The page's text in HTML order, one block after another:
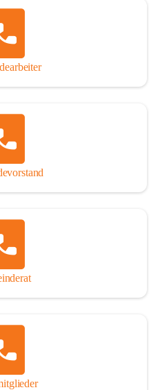
der Fußnoten verzichtet.
und notwendig erschien,
in den fließenden Text
halber ist auch von einer
Abstand genommen
vergnüglichen und
Zeitreise durch die
Geschichte von der Steinzeit